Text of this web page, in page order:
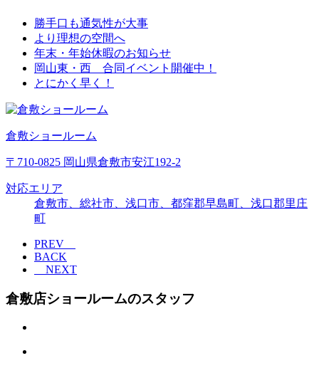
勝手口も通気性が大事
より理想の空間へ
年末・年始休暇のお知らせ
岡山東・西 合同イベント開催中！
とにかく早く！
倉敷ショールーム
〒710-0825 岡山県倉敷市安江192-2
対応エリア
倉敷市、総社市、浅口市、都窪郡早島町、浅口郡里庄
町
PREV
BACK
NEXT
倉敷店ショールームのスタッフ